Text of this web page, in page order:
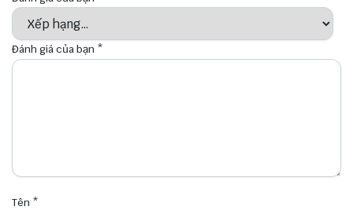
Đánh giá của bạn *
Tên *